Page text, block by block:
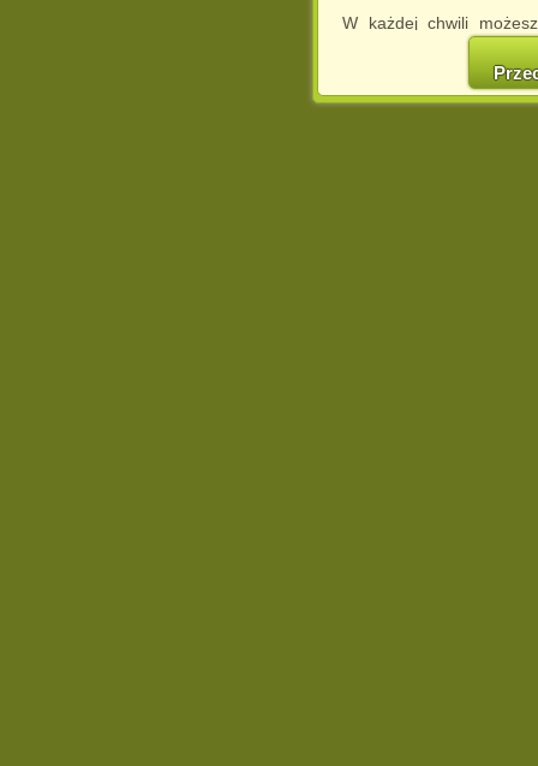
W każdej chwili
cookies w swojej
w naszej
http://chomikuj.pl/